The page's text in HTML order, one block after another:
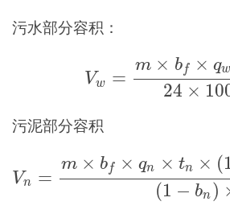
污水部分容积：
Vw =
m × bf × qw
24 ×
m×bf×qw× tw
污泥部分容积
Vn =
m × bf × qn × tn × (
(1 − bn)
m×bf×q n× n (1 − bx ×M